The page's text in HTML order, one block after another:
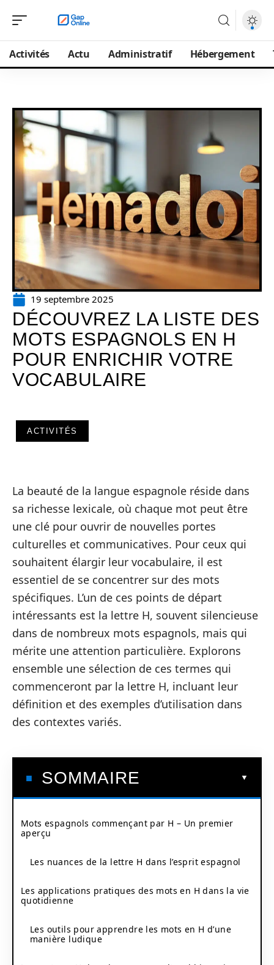
Activités Actu Administratif Hébergement
19 septembre 2025
DÉCOUVREZ LA LISTE DES
MOTS ESPAGNOLS EN H
POUR ENRICHIR VOTRE
VOCABULAIRE
ACTIVITÉS
La beauté de la langue espagnole réside dans
sa richesse lexicale, où chaque mot peut être
une clé pour ouvrir de nouvelles portes
culturelles et communicatives. Pour ceux qui
souhaitent élargir leur vocabulaire, il est
essentiel de se concentrer sur des mots
spécifiques. L’un de ces points de départ
intéressants est la lettre H, souvent silencieuse
dans de nombreux mots espagnols, mais qui
mérite une attention particulière. Explorons
ensemble une sélection de ces termes qui
commenceront par la lettre H, incluant leur
définition et des exemples d’utilisation dans
des contextes variés.
SOMMAIRE
Mots espagnols commençant par H – Un premier
aperçu
Les nuances de la lettre H dans l’esprit espagnol
Les applications pratiques des mots en H dans la vie
quotidienne
Les outils pour apprendre les mots en H d’une
manière ludique